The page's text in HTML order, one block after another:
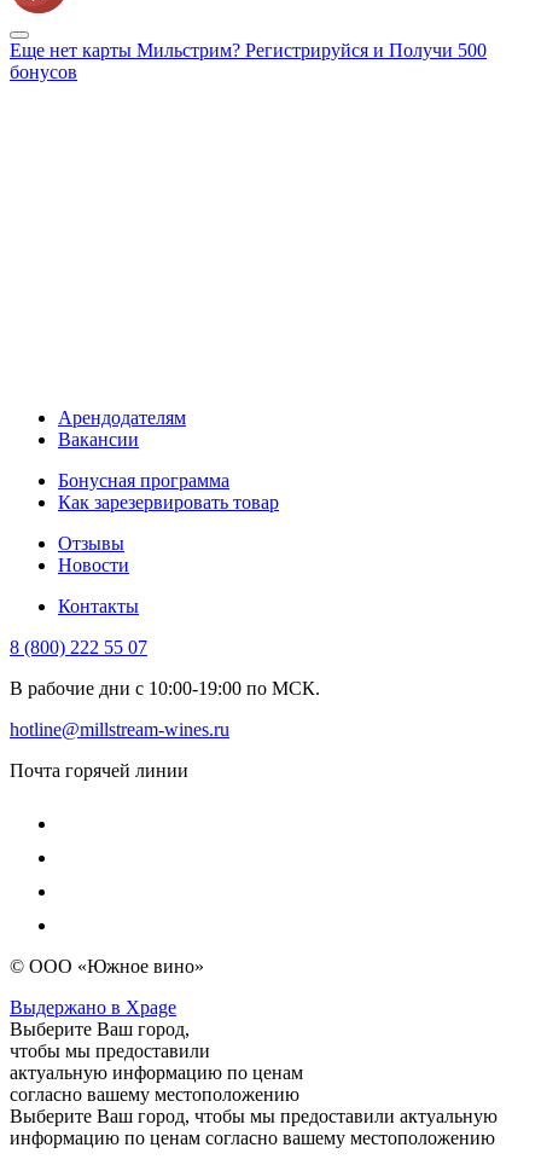
Еще нет карты Мильстрим? Регистрируйся и Получи 500
бонусов
Арендодателям
Вакансии
Бонусная программа
Как зарезервировать товар
Отзывы
Новости
Контакты
8 (800) 222 55 07
В рабочие дни с 10:00-19:00 по МСК.
hotline@millstream-wines.ru
Почта горячей линии
© ООО «Южное вино»
Выдержано в Xpage
Выберите Ваш город,
чтобы мы предоставили
актуальную информацию по ценам
согласно вашему местоположению
Выберите Ваш город, чтобы мы предоставили актуальную
информацию по ценам согласно вашему местоположению